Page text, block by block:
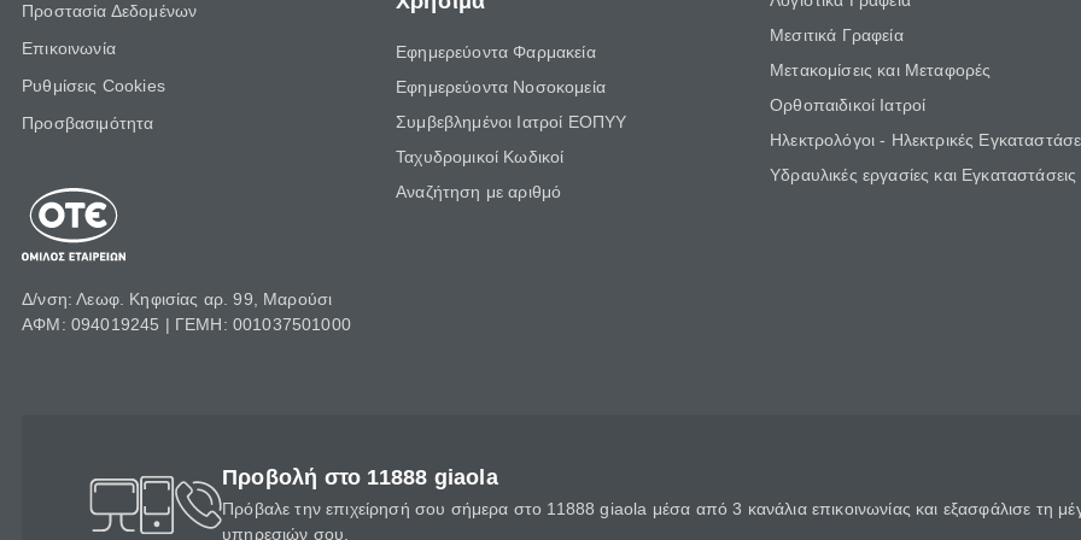
Προστασία Δεδομένων
Επικοινωνία
Ρυθμίσεις Cookies
Προσβασιμότητα
Δ/νση: Λεωφ. Κηφισίας αρ. 99, Μαρούσι
ΑΦΜ: 094019245 | ΓΕΜΗ: 001037501000
Εφημερεύοντα Φαρμακεία
Εφημερεύοντα Νοσοκομεία
Συμβεβλημένοι Ιατροί ΕΟΠΥΥ
Ταχυδρομικοί Κωδικοί
Αναζήτηση με αριθμό
Μεσιτικά Γραφεία
Μετακομίσεις και Μεταφορές
Ορθοπαιδικοί Ιατροί
Ηλεκτρολόγοι - Ηλεκτρικές
Υδραυλικές εργασίες και Εγκαταστάσεις
Προβολή στο 11888 giaola
Πρόβαλε την επιχείρησή σου σήμερα στο 11888 giaola μέσα από 3 κανάλια επικοινωνίας και εξασφάλισε τη
υπηρεσιών σου.